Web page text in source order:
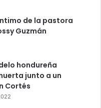
de la pastora
Guzmán
hondureña
junto a un
Cortés